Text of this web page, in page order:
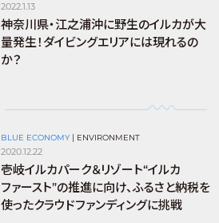
2022.1.13
神奈川県・江之浦沖に野生のイルカが大
量発生！ダイビングエリアには現れるの
か？
BLUE ECONOMY ENVIRONMENT
2020.12.22
壱岐イルカパーク＆リゾート“イルカ
ファースト”の推進に向け、ふるさと納税を
使ったクラウドファンディングに挑戦